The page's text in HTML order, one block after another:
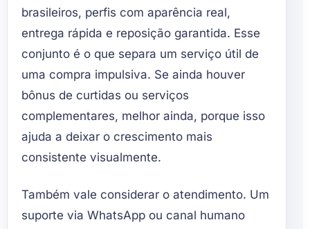
brasileiros, perfis com aparência real,
entrega rápida e reposição garantida. Esse
conjunto é o que separa um serviço útil de
uma compra impulsiva. Se ainda houver
bônus de curtidas ou serviços
complementares, melhor ainda, porque isso
ajuda a deixar o crescimento mais
consistente visualmente.
Também vale considerar o atendimento. Um
suporte via WhatsApp ou canal humano